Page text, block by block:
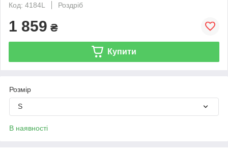
Код: 4184L
Роздріб
1 859 ₴
Купити
Розмір
S
В наявності